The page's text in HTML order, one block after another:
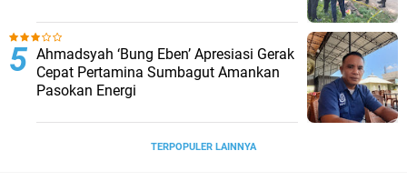
Ahmadsyah ‘Bung Eben’ Apresiasi Gerak
Cepat Pertamina Sumbagut Amankan
Pasokan Energi
TERPOPULER LAINNYA